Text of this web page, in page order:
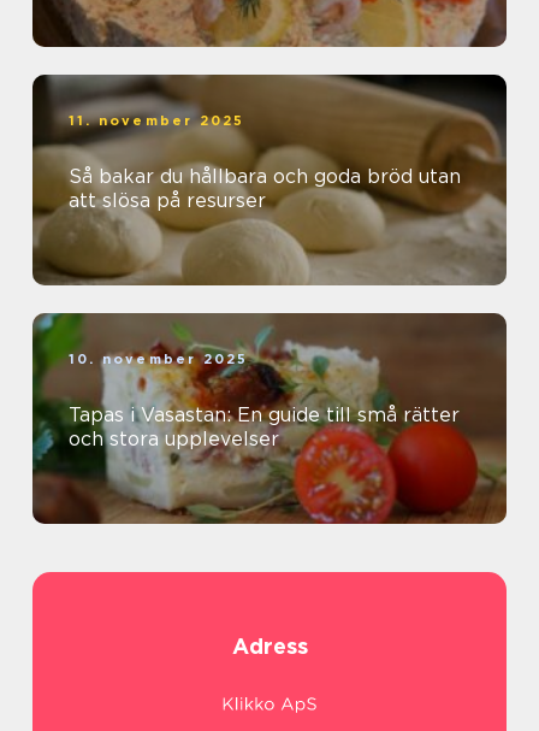
11. november 2025
Så bakar du hållbara och goda bröd utan
att slösa på resurser
10. november 2025
Tapas i Vasastan: En guide till små rätter
och stora upplevelser
Adress